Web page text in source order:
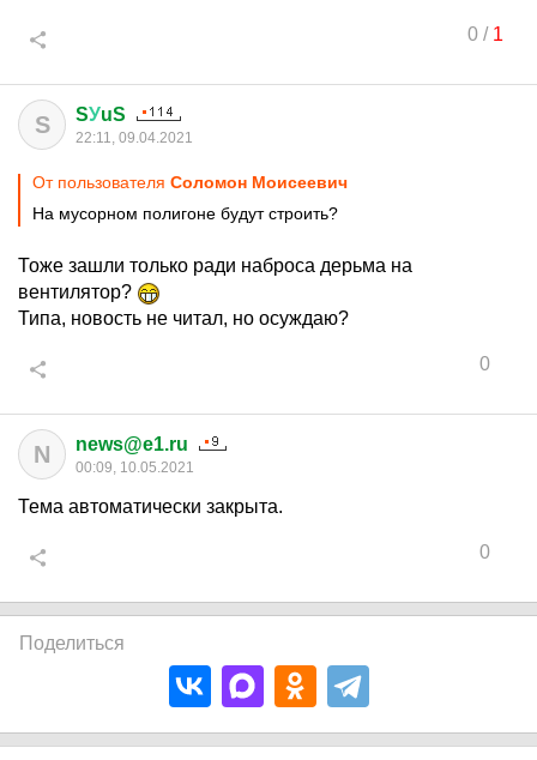
0/ 1
S SУuS
22:11, 09.04.2021
От пользователя Соломон Моисеевич
На мусорном полигоне будут строить?
Тоже зашли только ради наброса дерьма на
вентилятор?
Типа, новость не читал, но осуждаю?
0
N news@e1.ru
00:09, 10.05.2021
Тема автоматически закрыта.
0
Поделиться